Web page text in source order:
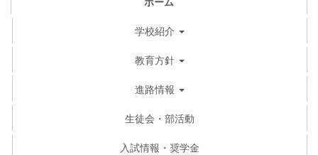
学校紹介
教育方針
進路情報
生徒会・部活動
入試情報・奨学金